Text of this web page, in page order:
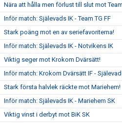
Nära att hålla men förlust till slut mot
Inför match: Själevads IK - Team TG FF
Stark poäng mot en av seriefavoriterna!
Inför match: Själevads IK - Notvikens IK
Viktig seger mot Krokom Dvärsätt!
Inför match: Krokom Dvärsätt IF -
Stark första halvlek räckte mot Mariehem!
Inför match: Själevads IK - Mariehem SK
Viktig vinst i derbyt mot BiK SK